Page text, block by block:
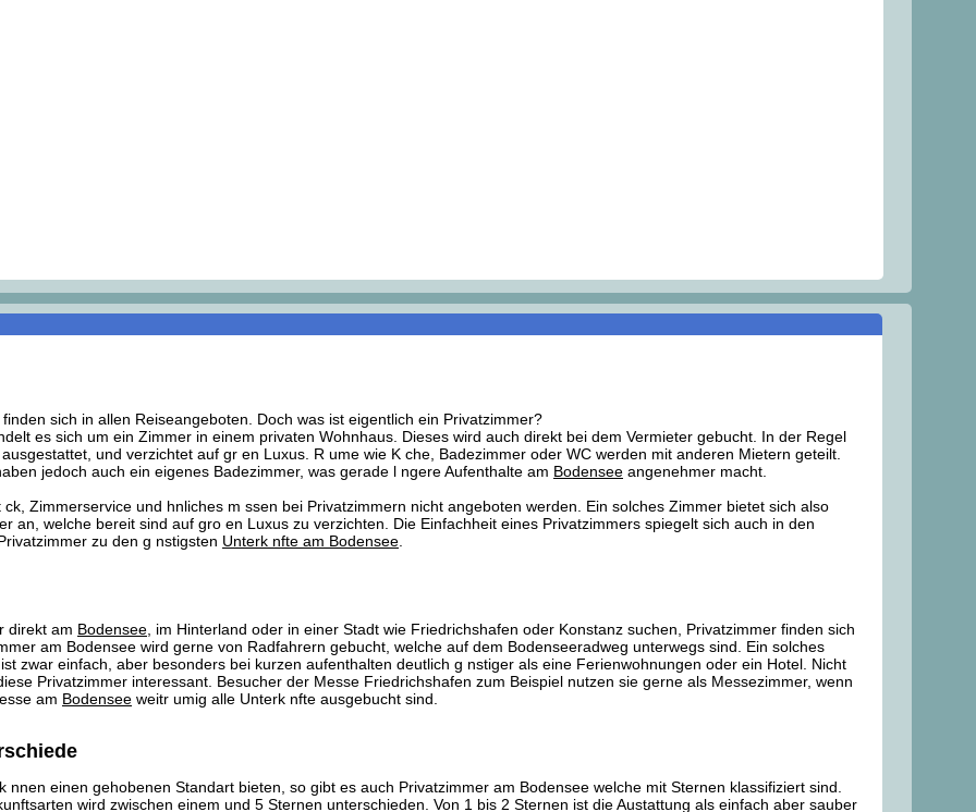
sich in allen Reiseangeboten. Doch was ist eigentlich ein Privatzimmer?
es sich um ein Zimmer in einem privaten Wohnhaus. Dieses wird auch direkt bei dem Vermieter gebucht. In der Regel
und verzichtet auf gr en Luxus. R ume wie K che, Badezimmer oder WC werden mit anderen Mietern geteilt.
jedoch auch ein eigenes Badezimmer, was gerade l ngere Aufenthalte am Bodensee angenehmer macht.
Zimmerservice und hnliches m ssen bei Privatzimmern nicht angeboten werden. Ein solches Zimmer bietet sich also
an, welche bereit sind auf gro en Luxus zu verzichten. Die Einfachheit eines Privatzimmers spiegelt sich auch in den
zu den g nstigsten Unterk nfte am Bodensee
direkt am Bodensee , im Hinterland oder in einer Stadt wie Friedrichshafen oder Konstanz suchen, Privatzimmer finden sich
am Bodensee wird gerne von Radfahrern gebucht, welche auf dem Bodenseeradweg unterwegs sind. Ein solches
zwar einfach, aber besonders bei kurzen aufenthalten deutlich g nstiger als eine Ferienwohnungen oder ein Hotel. Nicht
Privatzimmer interessant. Besucher der Messe Friedrichshafen zum Beispiel nutzen sie gerne als Messezimmer, wenn
am Bodensee weitr umig alle Unterk nfte ausgebucht sind.
nnen einen gehobenen Standart bieten, so gibt es auch Privatzimmer am Bodensee welche mit Sternen klassifiziert sind.
wird zwischen einem und 5 Sternen unterschieden. Von 1 bis 2 Sternen ist die Austattung als einfach aber sauber